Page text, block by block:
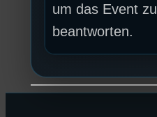
um das Event zu
beantworten.